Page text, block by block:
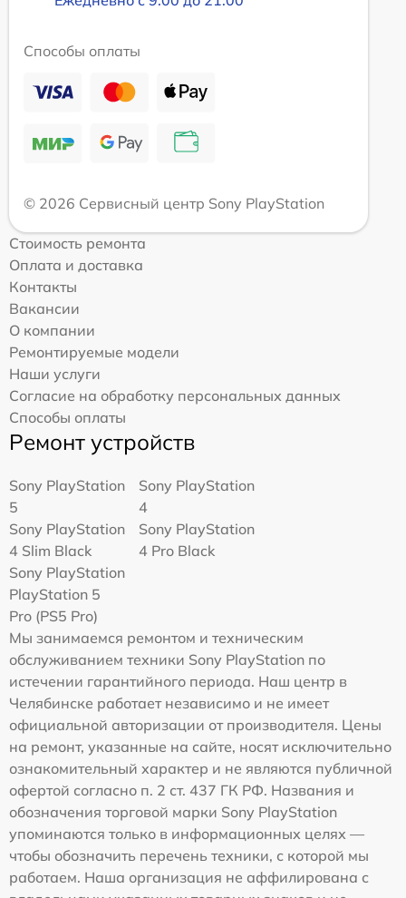
Способы оплаты
© 2026 Сервисный центр Sony PlayStation
Стоимость ремонта
Оплата и доставка
Контакты
Вакансии
О компании
Ремонтируемые модели
Наши услуги
Согласие на обработку персональных данных
Способы оплаты
Ремонт устройств
Sony PlayStation
5
Sony PlayStation
4
Sony PlayStation
4 Slim Black
Sony PlayStation
4 Pro Black
Sony PlayStation
PlayStation 5
Pro (PS5 Pro)
Мы занимаемся ремонтом и техническим
обслуживанием техники Sony PlayStation по
истечении гарантийного периода. Наш центр в
Челябинске работает независимо и не имеет
официальной авторизации от производителя. Цены
на ремонт, указанные на сайте, носят исключительно
ознакомительный характер и не являются публичной
офертой согласно п. 2 ст. 437 ГК РФ. Названия и
обозначения торговой марки Sony PlayStation
упоминаются только в информационных целях —
чтобы обозначить перечень техники, с которой мы
работаем. Наша организация не аффилирована с